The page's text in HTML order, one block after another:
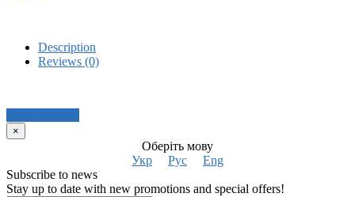
Description
Reviews (0)
×
Оберіть мову
Укр
Рус
Eng
Subscribe to news
Stay up to date with new promotions and special offers!